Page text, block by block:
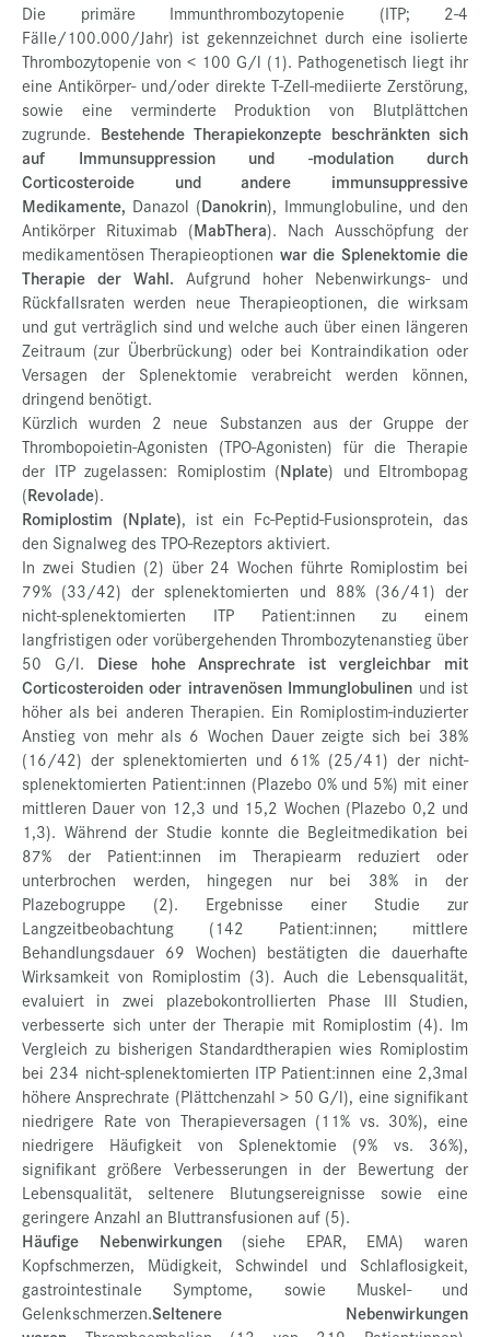
Die primäre Immunthrombozytopenie (ITP; 2-4
Fälle/100.000/Jahr) ist gekennzeichnet durch eine isolierte
Thrombozytopenie von < 100 G/l (1). Pathogenetisch liegt ihr
eine Antikörper- und/oder direkte T-Zell-mediierte Zerstörung,
sowie eine verminderte Produktion von Blutplättchen
zugrunde. Bestehende Therapiekonzepte beschränkten sich
auf Immunsuppression und -modulation durch
Corticosteroide und andere immunsuppressive
Medikamente, Danazol (Danokrin), Immunglobuline, und den
Antikörper Rituximab (MabThera). Nach Ausschöpfung der
medikamentösen Therapieoptionen war die Splenektomie die
Therapie der Wahl. Aufgrund hoher Nebenwirkungs- und
Rückfallsraten werden neue Therapieoptionen, die wirksam
und gut verträglich sind und welche auch über einen längeren
Zeitraum (zur Überbrückung) oder bei Kontraindikation oder
Versagen der Splenektomie verabreicht werden können,
dringend benötigt.
Kürzlich wurden 2 neue Substanzen aus der Gruppe der
Thrombopoietin-Agonisten (TPO-Agonisten) für die Therapie
der ITP zugelassen: Romiplostim (Nplate) und Eltrombopag
(Revolade).
Romiplostim (Nplate), ist ein Fc-Peptid-Fusionsprotein, das
den Signalweg des TPO-Rezeptors aktiviert.
In zwei Studien (2) über 24 Wochen führte Romiplostim bei
79% (33/42) der splenektomierten und 88% (36/41) der
nicht-splenektomierten ITP Patient:innen zu einem
langfristigen oder vorübergehenden Thrombozytenanstieg über
50 G/l. Diese hohe Ansprechrate ist vergleichbar mit
Corticosteroiden oder intravenösen Immunglobulinen und ist
höher als bei anderen Therapien. Ein Romiplostim-induzierter
Anstieg von mehr als 6 Wochen Dauer zeigte sich bei 38%
(16/42) der splenektomierten und 61% (25/41) der nicht-
splenektomierten Patient:innen (Plazebo 0% und 5%) mit einer
mittleren Dauer von 12,3 und 15,2 Wochen (Plazebo 0,2 und
1,3). Während der Studie konnte die Begleitmedikation bei
87% der Patient:innen im Therapiearm reduziert oder
unterbrochen werden, hingegen nur bei 38% in der
Plazebogruppe (2). Ergebnisse einer Studie zur
Langzeitbeobachtung (142 Patient:innen; mittlere
Behandlungsdauer 69 Wochen) bestätigten die dauerhafte
Wirksamkeit von Romiplostim (3). Auch die Lebensqualität,
evaluiert in zwei plazebokontrollierten Phase III Studien,
verbesserte sich unter der Therapie mit Romiplostim (4). Im
Vergleich zu bisherigen Standardtherapien wies Romiplostim
bei 234 nicht-splenektomierten ITP Patient:innen eine 2,3mal
höhere Ansprechrate (Plättchenzahl > 50 G/l), eine signifikant
niedrigere Rate von Therapieversagen (11% vs. 30%), eine
niedrigere Häufigkeit von Splenektomie (9% vs. 36%),
signifikant größere Verbesserungen in der Bewertung der
Lebensqualität, seltenere Blutungsereignisse sowie eine
geringere Anzahl an Bluttransfusionen auf (5).
Häufige Nebenwirkungen(siehe EPAR, EMA) waren
Kopfschmerzen, Müdigkeit, Schwindel und Schlaflosigkeit,
gastrointestinale Symptome, sowie Muskel- und
Gelenkschmerzen.Seltenere Nebenwirkungen